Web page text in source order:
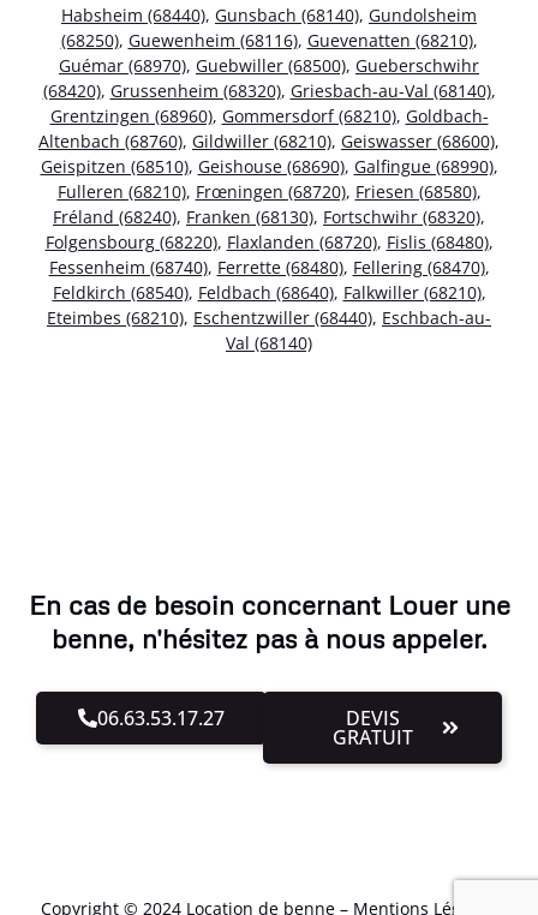
Habsheim (68440), Gunsbach (68140), Gundolsheim
(68250), Guewenheim (68116), Guevenatten (68210),
Guémar (68970), Guebwiller (68500), Gueberschwihr
(68420), Grussenheim (68320), Griesbach-au-Val (68140),
Grentzingen (68960), Gommersdorf (68210), Goldbach-
Altenbach (68760), Gildwiller (68210), Geiswasser (68600),
Geispitzen (68510), Geishouse (68690), Galfingue (68990),
Fulleren (68210), Frœningen (68720), Friesen (68580),
Fréland (68240), Franken (68130), Fortschwihr (68320),
Folgensbourg (68220), Flaxlanden (68720), Fislis (68480),
Fessenheim (68740), Ferrette (68480), Fellering (68470),
Feldkirch (68540), Feldbach (68640), Falkwiller (68210),
Eteimbes (68210), Eschentzwiller (68440), Eschbach-au-
Val (68140)
En cas de besoin concernant Louer une
benne, n'hésitez pas à nous appeler.
06.63.53.17.27 DEVIS
GRATUIT
Copyright © 2024 Location de benne – Mentions Légales